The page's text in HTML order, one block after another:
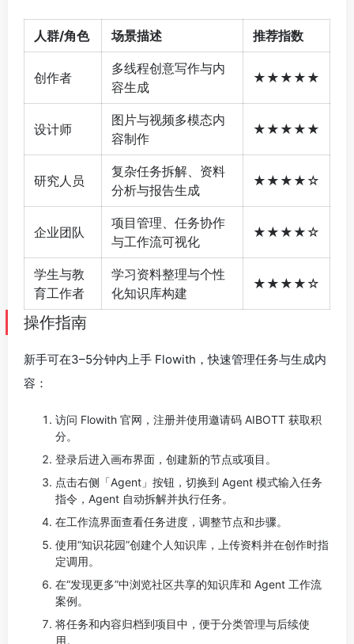
人群/角色 场景描述 推荐指数
创作者
多线程创意写作与内
容生成
★★★★★
设计师
图片与视频多模态内
容制作
★★★★★
研究人员
复杂任务拆解、资料
分析与报告生成
★★★★☆
企业团队
项目管理、任务协作
与工作流可视化
★★★★☆
学生与教
育工作者
学习资料整理与个性
化知识库构建
★★★★☆
操作指南
新手可在3–5分钟内上手 Flowith，快速管理任务与生成内
容：
访问 Flowith 官网，注册并使用邀请码 AIBOTT 获取积
分。
登录后进入画布界面，创建新的节点或项目。
点击右侧「Agent」按钮，切换到 Agent 模式输入任务
指令，Agent 自动拆解并执行任务。
在工作流界面查看任务进度，调整节点和步骤。
使用“知识花园”创建个人知识库，上传资料并在创作时指
定调用。
在“发现更多”中浏览社区共享的知识库和 Agent 工作流
案例。
将任务和内容归档到项目中，便于分类管理与后续使
用。